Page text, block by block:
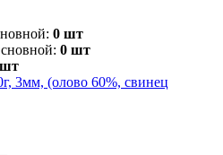
0 шт
0 шт
3мм, (олово 60%, свинец